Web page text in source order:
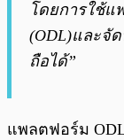
โดยการใช้แ
(ODL)และจั
ถือได้”
แพลตฟอร์ม